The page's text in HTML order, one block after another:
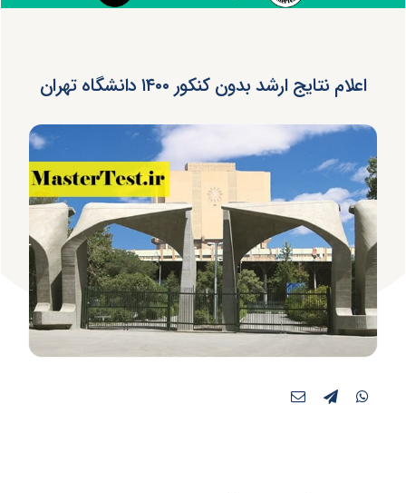
اعلام نتایج ارشد بدون کنکور ۱۴۰۰ دانشگاه تهران